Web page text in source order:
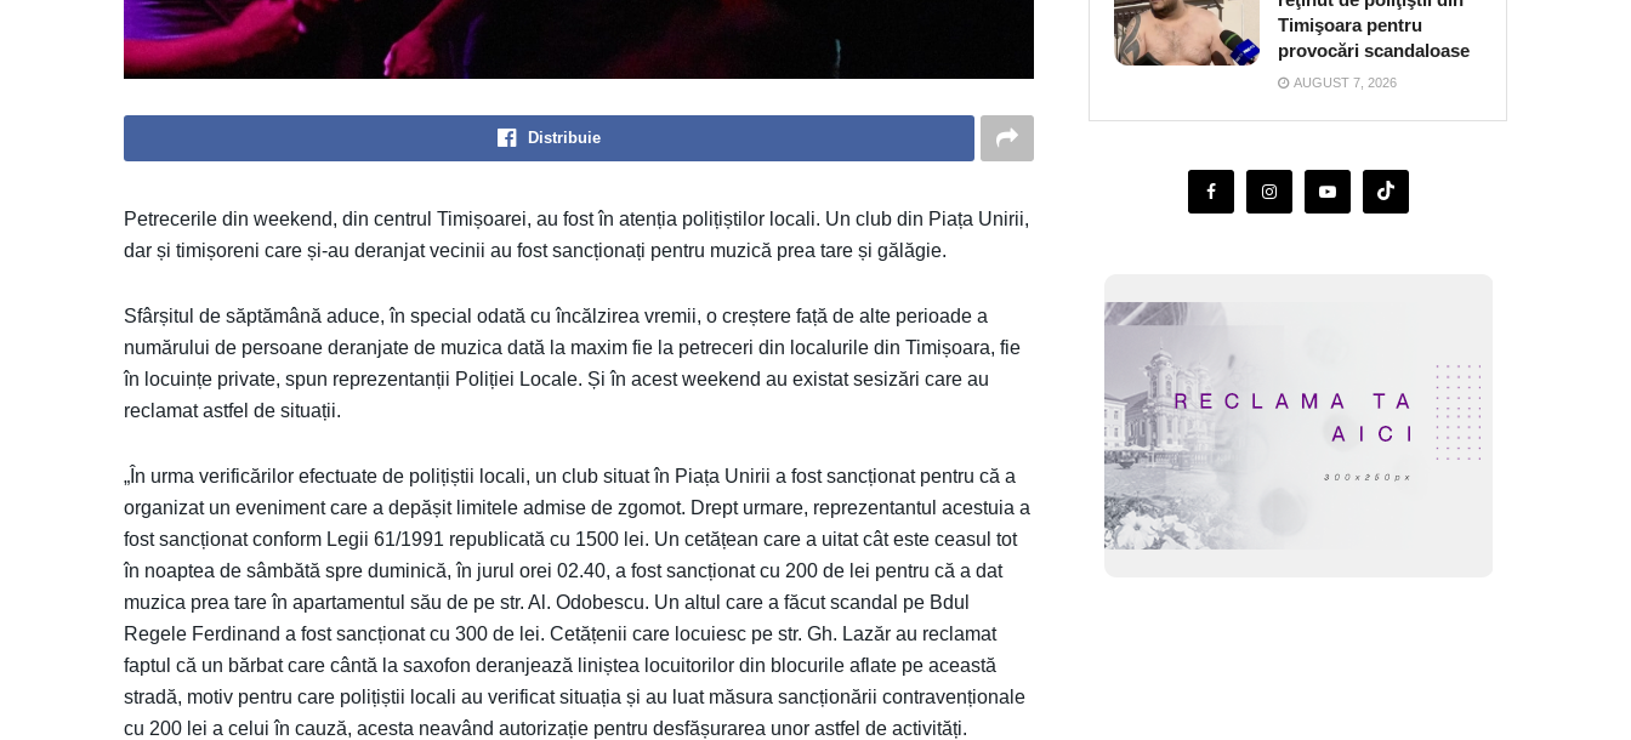
Distribuie
Petrecerile din weekend, din centrul Timișoarei, au fost în atenția polițiștilor locali. Un club din Piața Unirii,
dar și timișoreni care și-au deranjat vecinii au fost sancționați pentru muzică prea tare și gălăgie.
Sfârșitul de săptămână aduce, în special odată cu încălzirea vremii, o creștere față de alte perioade a
numărului de persoane deranjate de muzica dată la maxim fie la petreceri din localurile din Timișoara, fie
în locuințe private, spun reprezentanții Poliției Locale. Și în acest weekend au existat sesizări care au
reclamat astfel de situații.
„În urma verificărilor efectuate de polițiștii locali, un club situat în Piața Unirii a fost sancționat pentru că a
organizat un eveniment care a depășit limitele admise de zgomot. Drept urmare, reprezentantul acestuia a
fost sancționat conform Legii 61/1991 republicată cu 1500 lei. Un cetățean care a uitat cât este ceasul tot
în noaptea de sâmbătă spre duminică, în jurul orei 02.40, a fost sancționat cu 200 de lei pentru că a dat
muzica prea tare în apartamentul său de pe str. Al. Odobescu. Un altul care a făcut scandal pe Bdul
Regele Ferdinand a fost sancționat cu 300 de lei. Cetățenii care locuiesc pe str. Gh. Lazăr au reclamat
faptul că un bărbat care cântă la saxofon deranjează liniștea locuitorilor din blocurile aflate pe această
stradă, motiv pentru care polițiștii locali au verificat situația și au luat măsura sancționării contravenționale
cu 200 lei a celui în cauză, acesta neavând autorizație pentru desfășurarea unor astfel de activități.
Timişoara pentru
provocări scandaloase
AUGUST 7, 2026